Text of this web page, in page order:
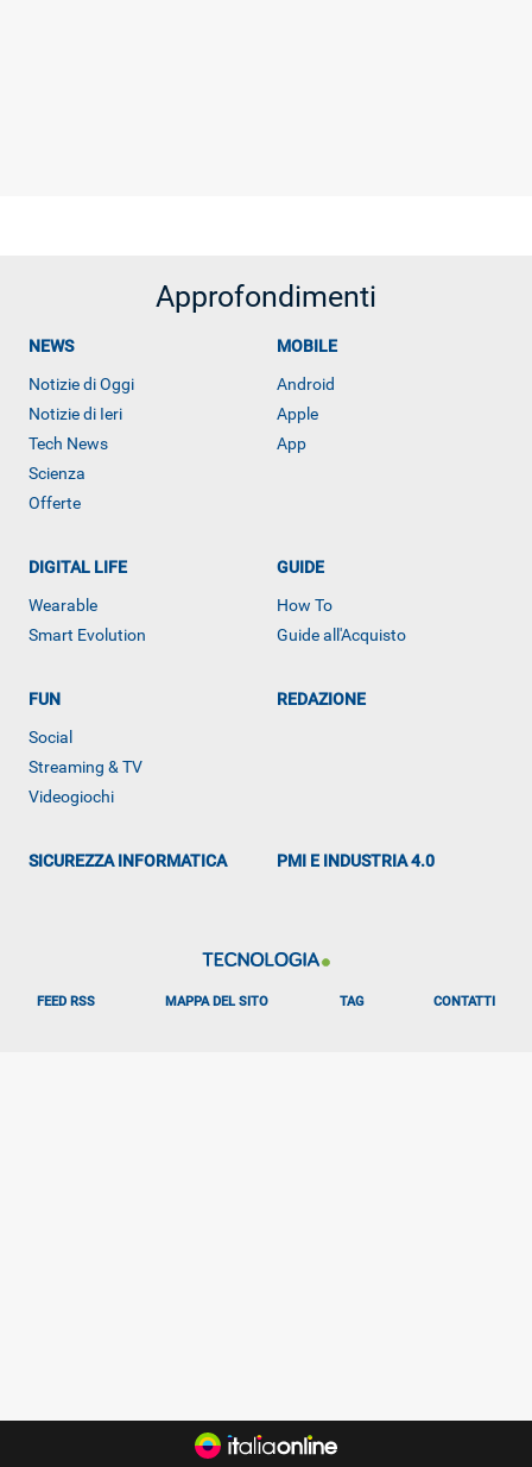
Approfondimenti
NEWS
Notizie di Oggi
Notizie di Ieri
Tech News
Scienza
Offerte
MOBILE
Android
Apple
App
DIGITAL LIFE
Wearable
Smart Evolution
GUIDE
How To
Guide all'Acquisto
FUN
Social
Streaming & TV
Videogiochi
REDAZIONE
SICUREZZA INFORMATICA PMI E INDUSTRIA 4.0
FEED RSS MAPPA DEL SITO TAG CONTATTI